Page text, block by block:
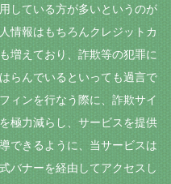
している方が多いというのが
情報はもちろんクレジットカ
増えており、詐欺等の犯罪に
らんでいるといっても過言で
ィンを行なう際に、詐欺サイ
極力減らし、サービスを提供
できるように、当サービスは
バナーを経由してアクセスし